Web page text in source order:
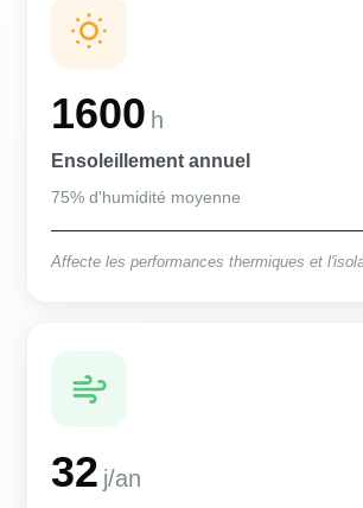
1600 h
Ensoleillement annuel
75% d'humidité moyenne
Affecte les performances thermiques et
32 j/an